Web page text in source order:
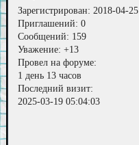
Зарегистрирован: 2018-04-25
Приглашений: 0
Сообщений: 159
Уважение: +13
Провел на форуме:
1 день 13 часов
Последний визит:
2025-03-19 05:04:03